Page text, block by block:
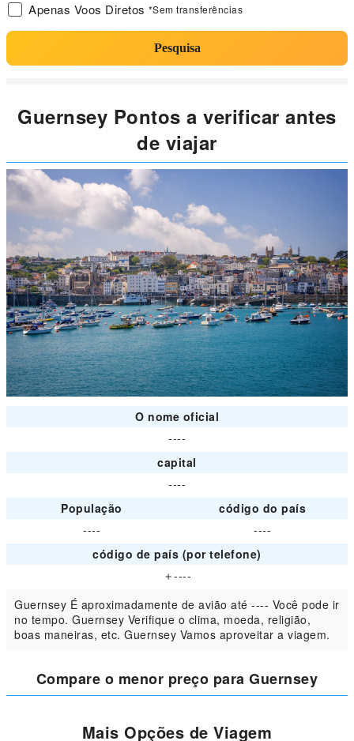
Apenas Voos Diretos *Sem transferências
Pesquisa
Guernsey Pontos a verificar antes
de viajar
O nome oficial
----
capital
----
População
código do país
----
----
código de país (por telefone)
＋----
Guernsey É aproximadamente de avião até ---- Você pode ir
no tempo. Guernsey Verifique o clima, moeda, religião,
boas maneiras, etc. Guernsey Vamos aproveitar a viagem.
Compare o menor preço para Guernsey
Mais Opções de Viagem